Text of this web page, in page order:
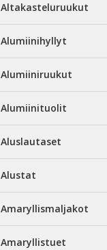
Altakasteluruukut
Alumiinihyllyt
Alumiiniruukut
Alumiinituolit
Aluslautaset
Alustat
Amaryllismaljakot
Amaryllistuet